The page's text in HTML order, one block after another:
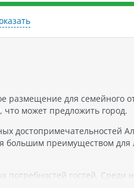
размещение для семейного
что может предложить город.
достопримечательностей
большим преимуществом для
потребностей гостей. Среди